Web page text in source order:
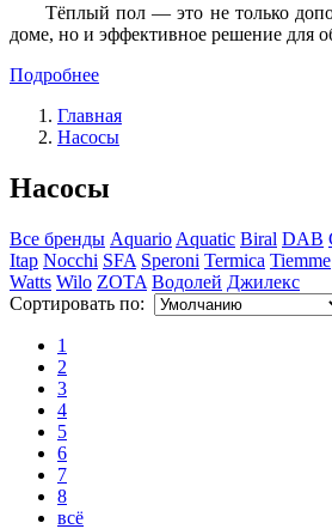
Тёплый пол — это не только
доме, но и эффективное решение для
Подробнее
Главная
Насосы
Насосы
Все бренды Aquario Aquatic Biral DAB
Itap Nocchi SFA Speroni Termica Tiemme
Watts Wilo ZOTA Водолей Джилекс
Сортировать по:
1
2
3
4
5
6
7
8
всё